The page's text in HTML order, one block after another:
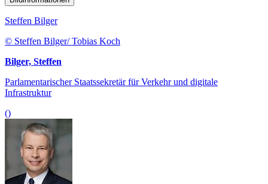
Steffen Bilger
© Steffen Bilger/ Tobias Koch
Bilger, Steffen
Parlamentarischer Staatssekretär für Verkehr und digitale
Infrastruktur
()